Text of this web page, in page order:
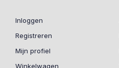
Inloggen
Registreren
Mijn profiel
Winkelwagen